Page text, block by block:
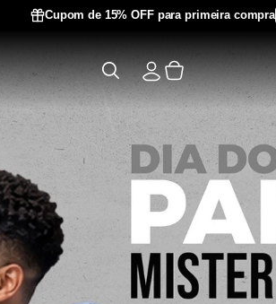
Cupom de 15% OFF para primeira compra